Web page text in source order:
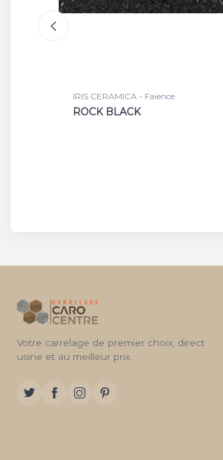
IRIS CERAMICA - Faience
GLAZE BLACK
Votre carrelage de premier choix, direct
usine et au meilleur prix.